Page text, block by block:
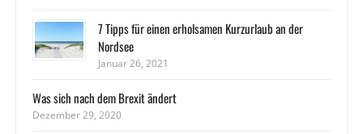
7 Tipps für einen erholsamen Kurzurlaub an der
Nordsee
Januar 26, 2021
Was sich nach dem Brexit ändert
Dezember 29, 2020